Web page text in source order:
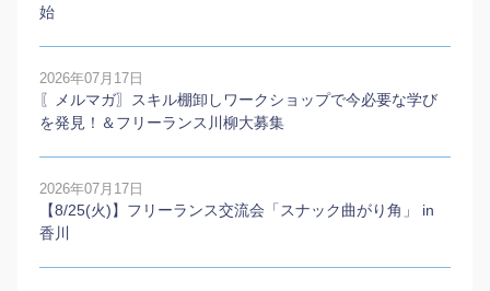
始
2026年07月17日
〖メルマガ〗スキル棚卸しワークショップで今必要な学び
を発見！＆フリーランス川柳大募集
2026年07月17日
【8/25(火)】フリーランス交流会「スナック曲がり角」 in
香川